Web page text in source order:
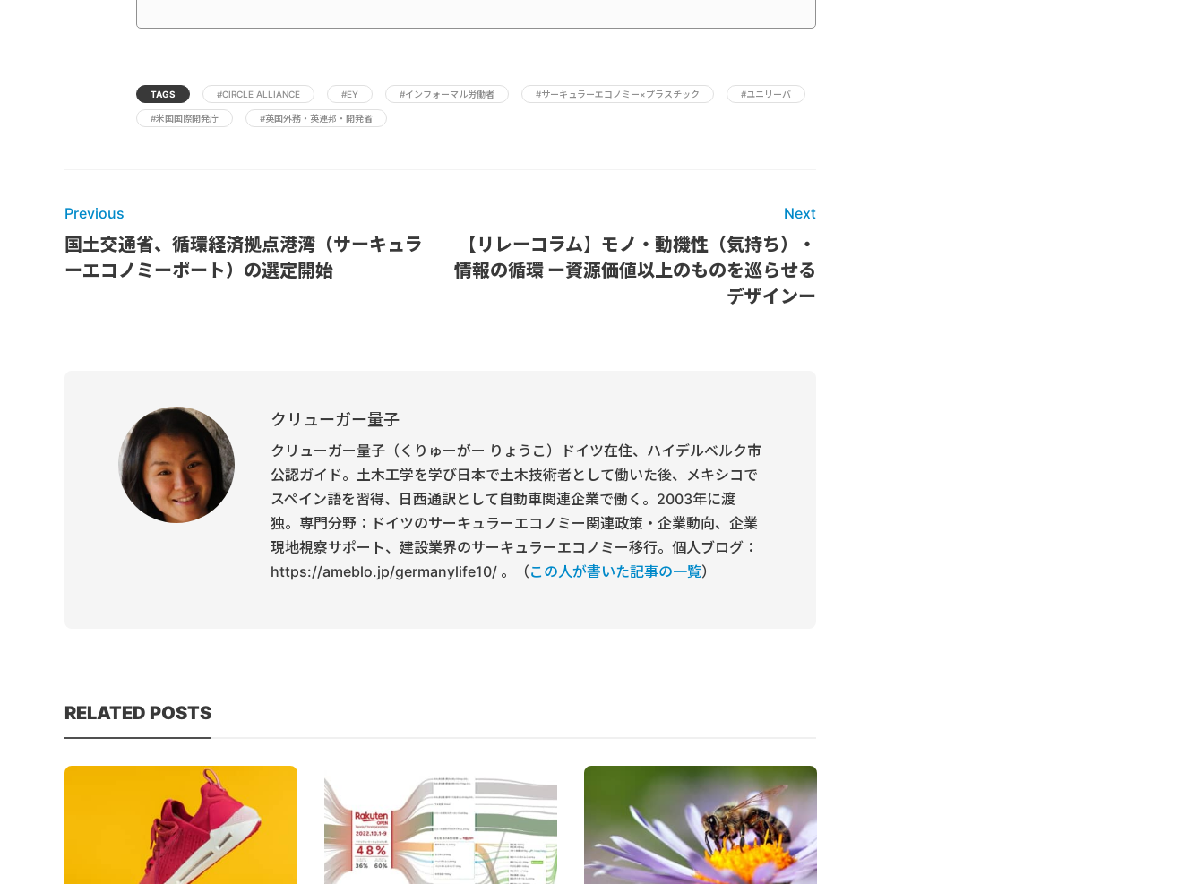
TAGS #CIRCLE ALLIANCE #EY #インフォーマル労働者 #サーキュラーエコノミー×プラスチック #ユニリーバ
#米国国際開発庁 #英国外務・英連邦・開発省
Previous
国土交通省、循環経済拠点港湾（サーキュラ
ーエコノミーポート）の選定開始
Next
【リレーコラム】モノ・動機性（気持ち）・
情報の循環 ー資源価値以上のものを巡らせる
デザインー
クリューガー量子
クリューガー量子（くりゅーがー りょうこ）ドイツ在住、ハイデルベルク市
公認ガイド。土木工学を学び日本で土木技術者として働いた後、メキシコで
スペイン語を習得、日西通訳として自動車関連企業で働く。2003年に渡
独。専門分野：ドイツのサーキュラーエコノミー関連政策・企業動向、企業
現地視察サポート、建設業界のサーキュラーエコノミー移行。個人ブログ：
https://ameblo.jp/germanylife10/ 。（この人が書いた記事の一覧）
RELATED POSTS